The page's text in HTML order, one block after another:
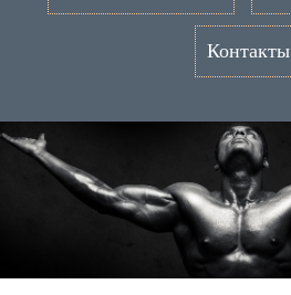
Контакты